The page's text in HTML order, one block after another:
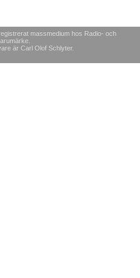
massmedium hos Radio- och
är Carl Olof Schlyter.